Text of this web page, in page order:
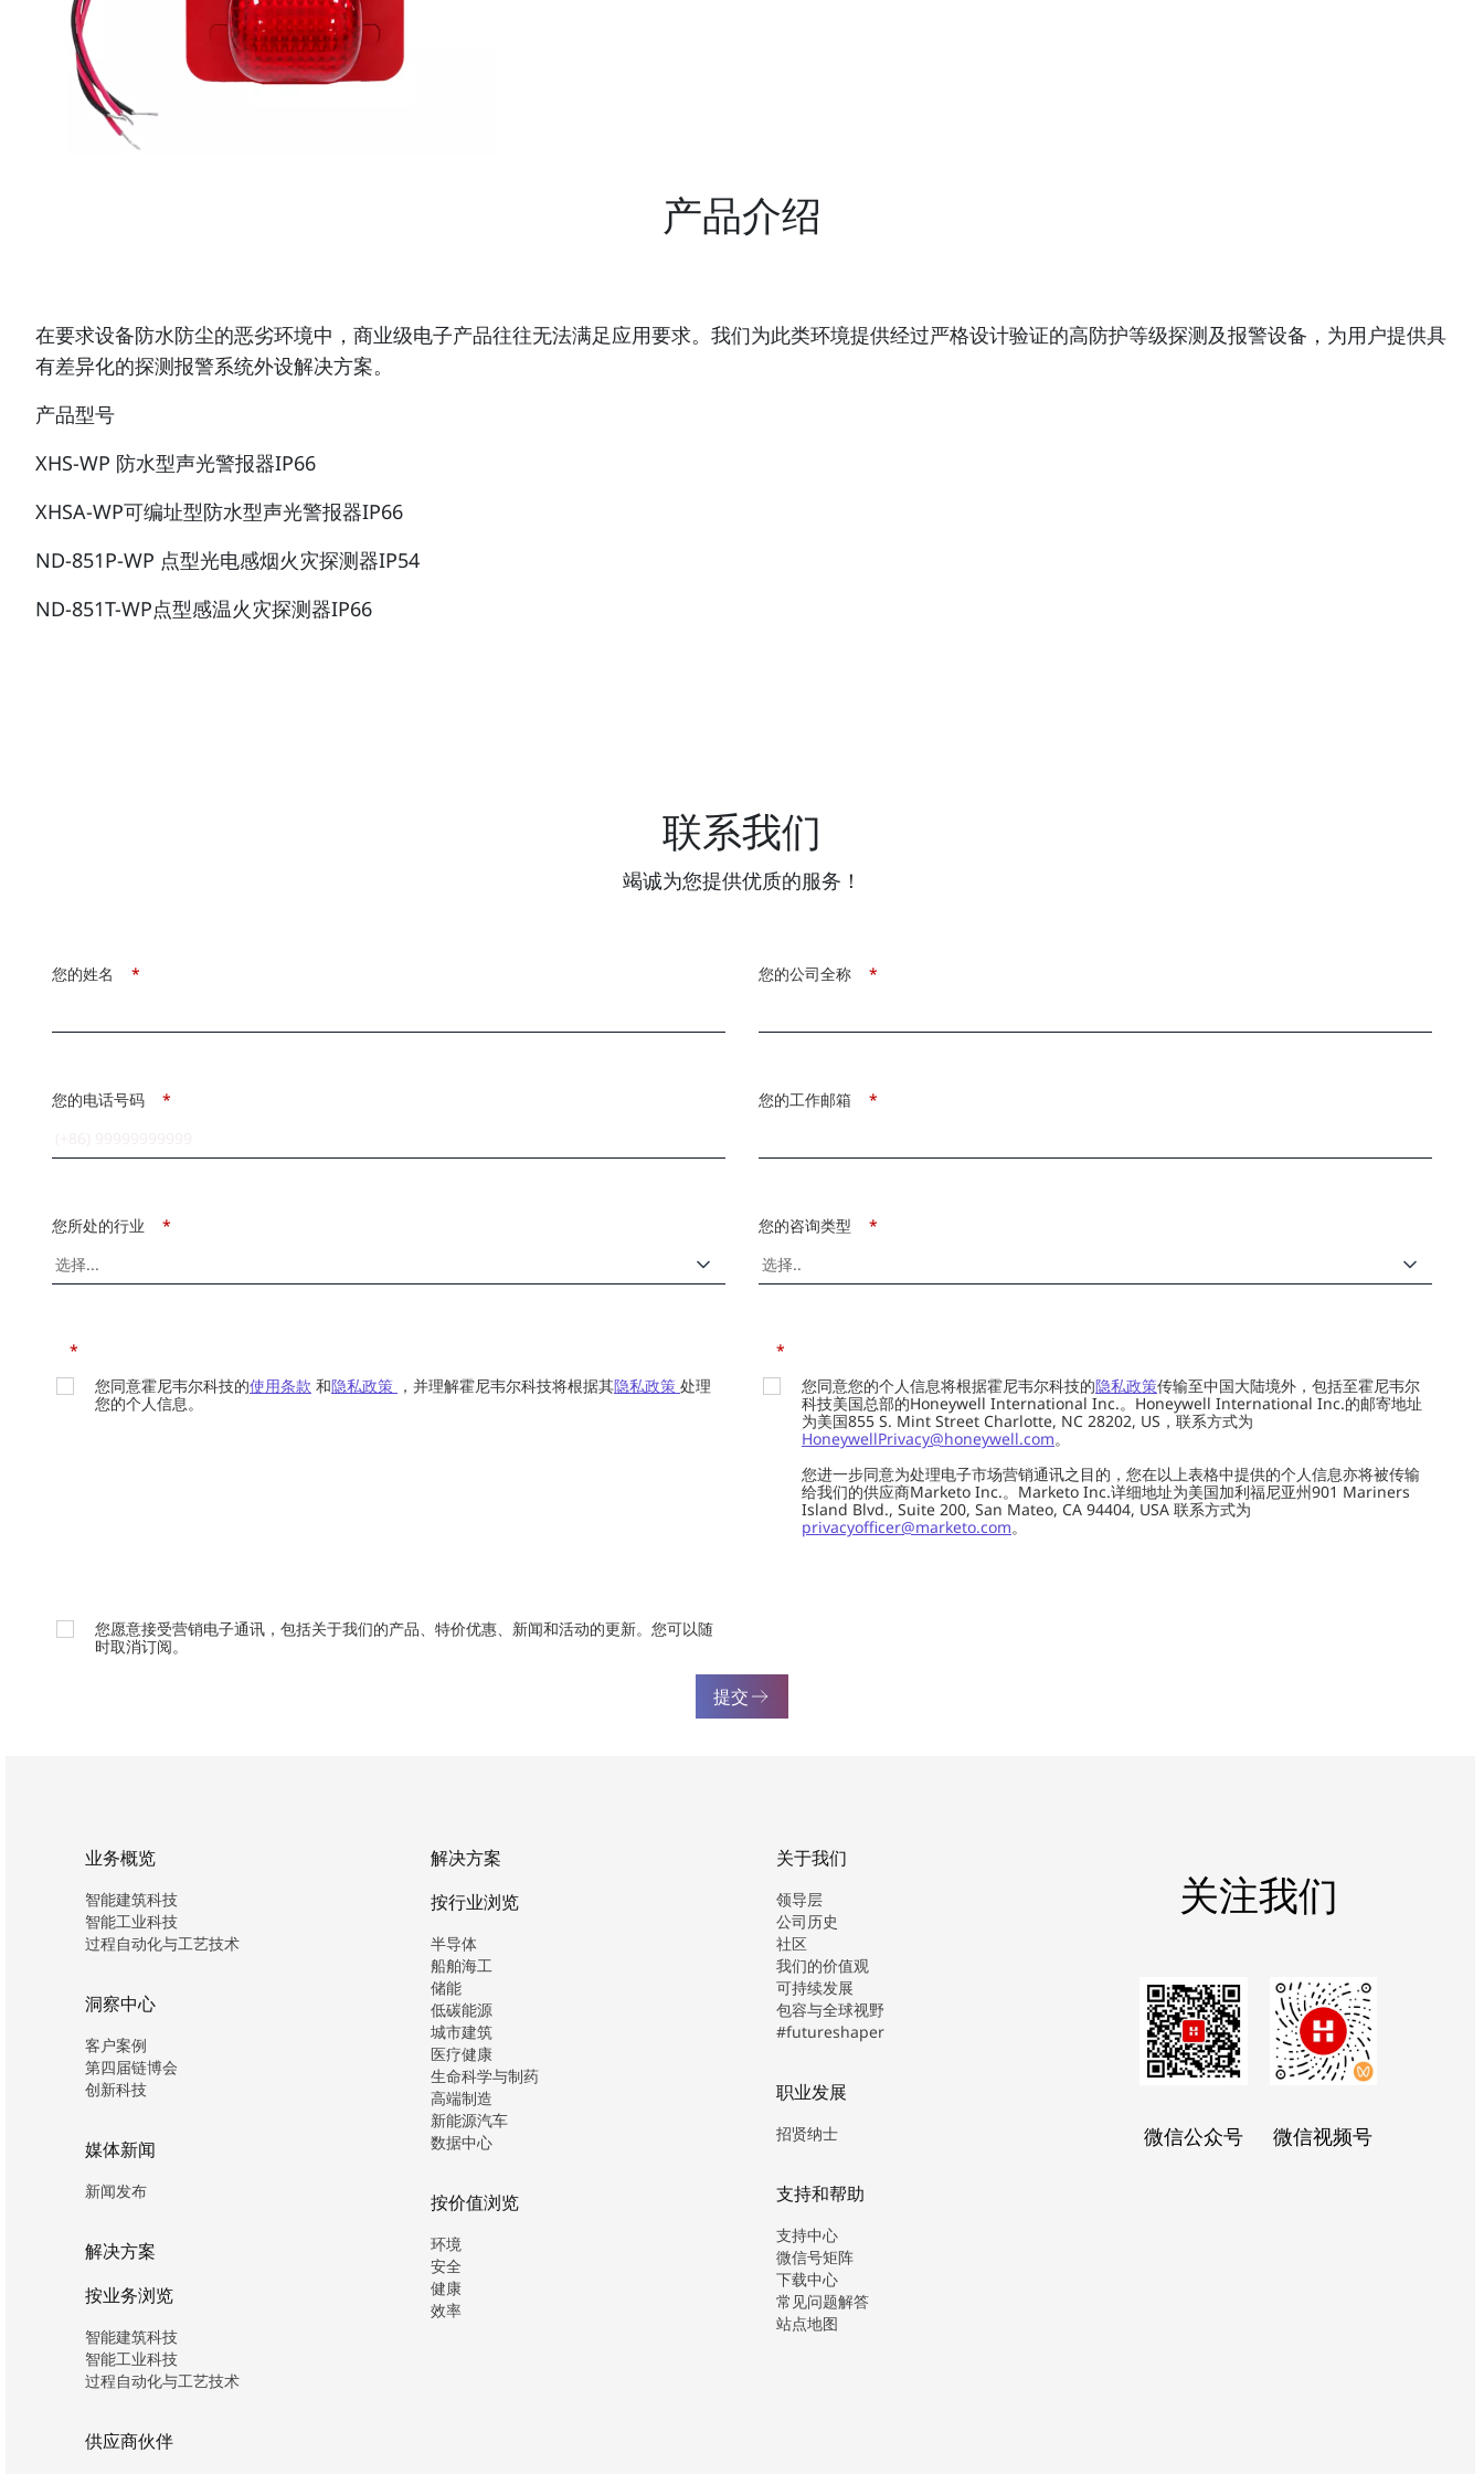
产品介绍
在要求设备防水防尘的恶劣环境中，商业级电子产品往往无法满足应用要求。我们为此类环境提供经过严格设计验证的高防护等级探测及报警设备，为用户提供具
有差异化的探测报警系统外设解决方案。
产品型号
XHS-WP 防水型声光警报器IP66
XHSA-WP可编址型防水型声光警报器IP66
ND-851P-WP 点型光电感烟火灾探测器IP54
ND-851T-WP点型感温火灾探测器IP66
联系我们
竭诚为您提供优质的服务！
*
您的姓名 *
您的公司全称
*
您的电话号码 *
您的工作邮箱
*
您所处的行业 *
您的咨询类型
*
您同意霍尼韦尔科技的使用条款 和隐私政策 ，并理解霍尼韦尔科技将根据其隐私政策 处理
您的个人信息。
*
您同意您的个人信息将根据霍尼韦尔科技的隐私政策传输至中国大陆境外，包括至霍尼韦尔
科技美国总部的Honeywell International Inc.。Honeywell International Inc.的邮寄地址
为美国855 S. Mint Street Charlotte, NC 28202, US，联系方式为
HoneywellPrivacy@honeywell.com。
您进一步同意为处理电子市场营销通讯之目的，您在以上表格中提供的个人信息亦将被传输
给我们的供应商Marketo Inc.。Marketo Inc.详细地址为美国加利福尼亚州901 Mariners
Island Blvd., Suite 200, San Mateo, CA 94404, USA 联系方式为
privacyofficer@marketo.com。
您愿意接受营销电子通讯，包括关于我们的产品、特价优惠、新闻和活动的更新。您可以随
时取消订阅。
提交
业务概览
智能建筑科技
智能工业科技
过程自动化与工艺技术
洞察中心
客户案例
第四届链博会
创新科技
媒体新闻
新闻发布
解决方案
按业务浏览
智能建筑科技
智能工业科技
过程自动化与工艺技术
供应商伙伴
解决方案
按行业浏览
半导体
船舶海工
储能
低碳能源
城市建筑
医疗健康
生命科学与制药
高端制造
新能源汽车
数据中心
按价值浏览
环境
安全
健康
效率
关于我们
领导层
公司历史
社区
我们的价值观
可持续发展
包容与全球视野
#futureshaper
职业发展
招贤纳士
支持和帮助
支持中心
微信号矩阵
下载中心
常见问题解答
站点地图
关注我们
微信公众号 微信视频号